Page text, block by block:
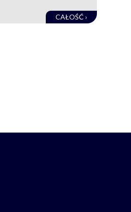
CAŁOŚĆ ›